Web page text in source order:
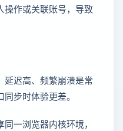
操作或关联账号，导致
延迟高、频繁崩溃是常
步时体验更差。
一浏览器内核环境，